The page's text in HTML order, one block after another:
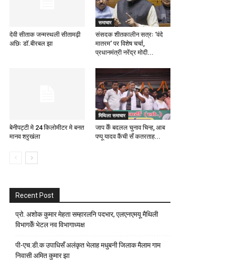
देवी सीताक जन्मस्थली सीतामढ़ी
अछिः डाॅ.बीरबल झा
समाचार
संसदक शीतकालीन सत्रः ‘वंदे
मातरम’ पर विशेष चर्चा,
प्रधानमंत्री नरेंद्र मोदी...
बेनीपट्टी मे 24 किलोमीटर मे बनत
मानव श्रृखंला
मिथिला समाचार
जाप केँ बदलल चुनाव चिन्ह, आब
पप्पू यादव कैंची सँ कतरताह...
Recent Post
प्रो. अशोक कुमार मेहता सम्हारलनि पदभार, एलएनएमयू मैथिली
विभागकेँ भेटल नव विभागाध्यक्ष
पी-एच.डी.क उपाधिसँ अलंकृत भेलाह मधुबनी जिलाक मैलाम गाम
निवासी अमित कुमार झा